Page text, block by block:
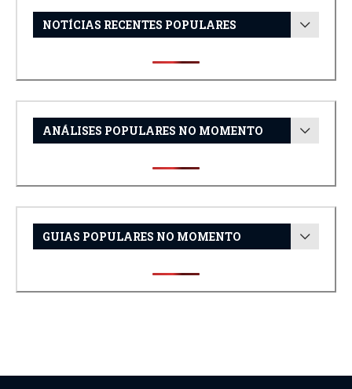
NOTÍCIAS RECENTES POPULARES
ANÁLISES POPULARES NO MOMENTO
GUIAS POPULARES NO MOMENTO